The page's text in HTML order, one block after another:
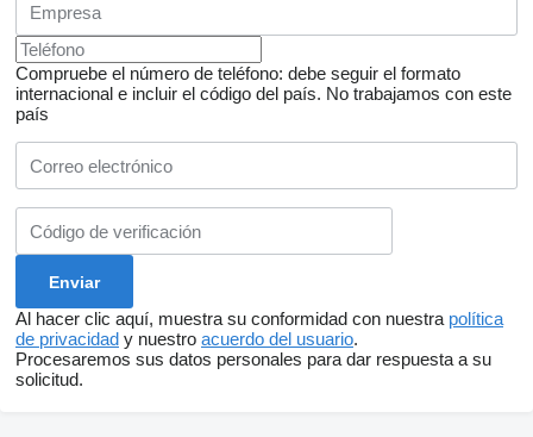
Compruebe el número de teléfono: debe seguir el formato
internacional e incluir el código del país. No trabajamos con este
país
Al hacer clic aquí, muestra su conformidad con nuestra política
de privacidad y nuestro acuerdo del usuario.
Procesaremos sus datos personales para dar respuesta a su
solicitud.